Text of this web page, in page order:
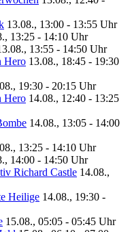
13.08., 13:00 - 13:55 Uhr
13:25 - 14:10 Uhr
13:55 - 14:50 Uhr
Hero 13.08., 18:45 - 19:30
19:30 - 20:15 Uhr
Hero 14.08., 12:40 - 13:25
14.08., 13:05 - 14:00
13:25 - 14:10 Uhr
14:00 - 14:50 Uhr
Richard Castle 14.08.,
Heilige 14.08., 19:30 -
15.08., 05:05 - 05:45 Uhr